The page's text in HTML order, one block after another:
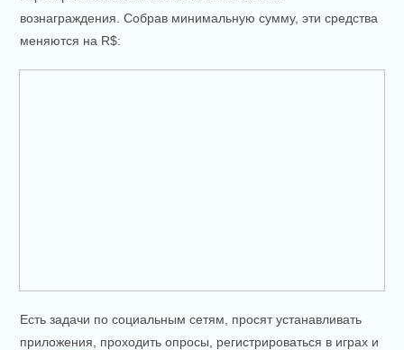
вознаграждения. Собрав минимальную сумму, эти средства
меняются на R$:
Есть задачи по социальным сетям, просят устанавливать
приложения, проходить опросы, регистрироваться в играх и